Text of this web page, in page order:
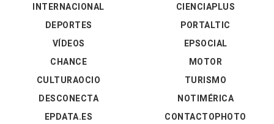
INTERNACIONAL
DEPORTES
VÍDEOS
CIENCIAPLUS
PORTALTIC
EPSOCIAL
CHANCE
CULTURAOCIO
DESCONECTA
EPDATA.ES
MOTOR
TURISMO
NOTIMÉRICA
CONTACTOPHOTO